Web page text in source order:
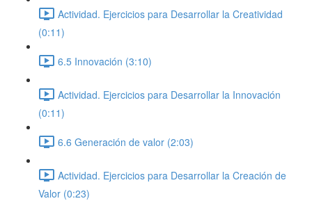
Actividad. Ejercicios para Desarrollar la Creatividad
(0:11)
6.5 Innovación (3:10)
Actividad. Ejercicios para Desarrollar la Innovación
(0:11)
6.6 Generación de valor (2:03)
Actividad. Ejercicios para Desarrollar la Creación de
Valor (0:23)